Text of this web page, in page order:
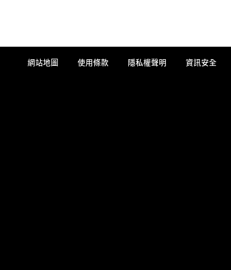
網站地圖 使用條款 隱私權聲明 資訊安全